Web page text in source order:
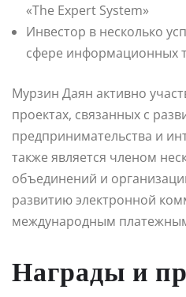
«The Expert System»
Инвестор в несколько
сфере информационных
Мурзин Даян активно
проектах, связанных с
предпринимательства и
также является членом
объединений и
развитию электронной
международным
Награды и